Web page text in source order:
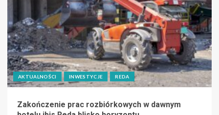
AKTUALNOŚCI INWESTYCJE REDA
Zakończenie prac rozbiórkowych w dawnym